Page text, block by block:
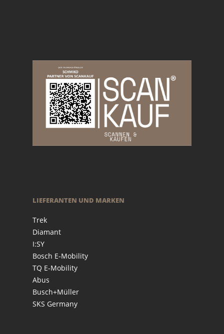
LIEFERANTEN UND MARKEN
Trek
Diamant
I:SY
Bosch E-Mobility
TQ E-Mobility
Abus
Busch+Müller
SKS Germany